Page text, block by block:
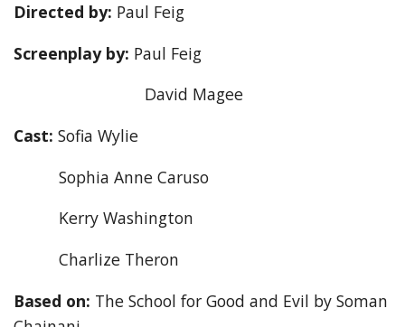
Directed by: Paul Feig
Screenplay by: Paul Feig
David Magee
Cast: Sofia Wylie
Sophia Anne Caruso
Kerry Washington
Charlize Theron
Based on: The School for Good and Evil by Soman